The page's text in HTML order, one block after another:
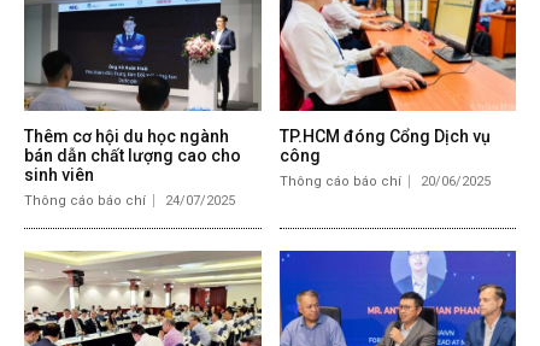
Thêm cơ hội du học ngành
bán dẫn chất lượng cao cho
sinh viên
Thông cáo báo chí 24/07/2025
TP.HCM đóng Cổng Dịch vụ
công
Thông cáo báo chí 20/06/2025